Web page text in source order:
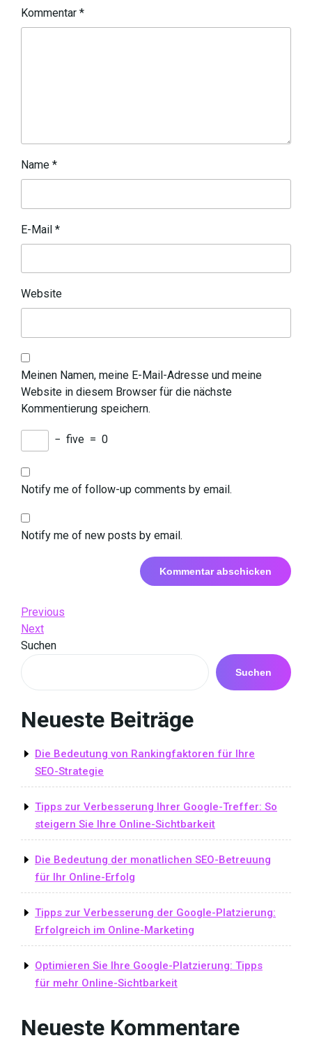
Kommentar *
Name *
E-Mail *
Website
Meinen Namen, meine E-Mail-Adresse und meine
Website in diesem Browser für die nächste
Kommentierung speichern.
− five = 0
Notify me of follow-up comments by email.
Notify me of new posts by email.
Beitrags-
Navigation
Previous
Post
Previous
Next
Post
Next
Suchen
Suchen
Neueste Beiträge
Die Bedeutung von Rankingfaktoren für Ihre
SEO-Strategie
Tipps zur Verbesserung Ihrer Google-Treffer: So
steigern Sie Ihre Online-Sichtbarkeit
Die Bedeutung der monatlichen SEO-Betreuung
für Ihr Online-Erfolg
Tipps zur Verbesserung der Google-Platzierung:
Erfolgreich im Online-Marketing
Optimieren Sie Ihre Google-Platzierung: Tipps
für mehr Online-Sichtbarkeit
Neueste Kommentare